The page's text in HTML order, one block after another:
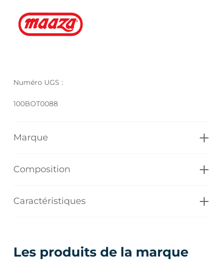
de
la
passion
Numéro UGS :
100BOT0088
Marque
Composition
Caractéristiques
Les produits de la marque